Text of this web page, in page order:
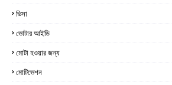
ভিসা
ভোটার আইডি
মোটা হওয়ার জন্য
মোটিভেশন